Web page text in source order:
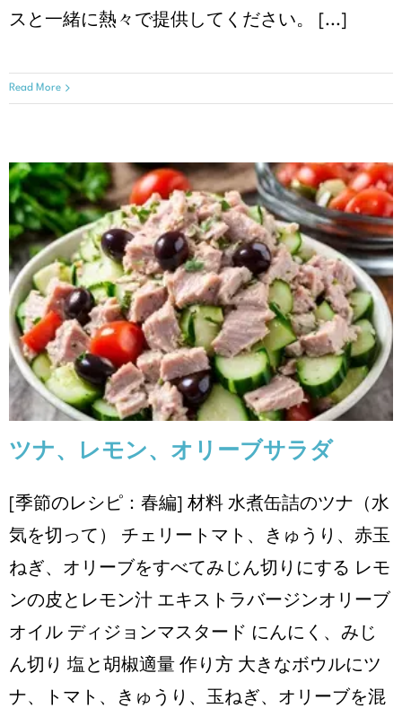
スと⼀緒に熱々で提供してください。 [...]
Read More
ツナ、レモン、オリーブサラダ
レシピ 季節のレシピ 春編
ツナ、レモン、オリーブサラダ
[季節のレシピ：春編] 材料 ⽔煮⽸詰のツナ（⽔
気を切って） チェリートマト、きゅうり、⾚⽟
ねぎ、オリーブをすべてみじん切りにする レモ
ンの⽪とレモン汁 エキストラバージンオリーブ
オイル ディジョンマスタード にんにく、みじ
ん切り 塩と胡椒適量 作り方 ⼤きなボウルにツ
ナ、トマト、きゅうり、⽟ねぎ、オリーブを混